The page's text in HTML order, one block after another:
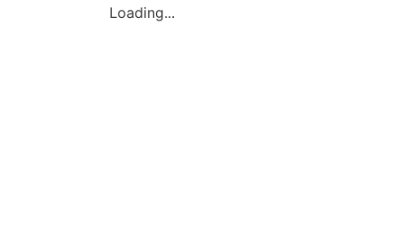
Loading...